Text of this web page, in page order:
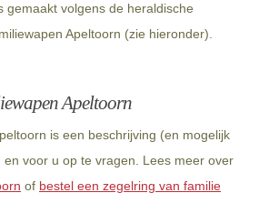
gemaakt volgens de heraldische
Apeltoorn (zie hieronder).
Apeltoorn
is een beschrijving (en mogelijk
voor u op te vragen. Lees meer over
of bestel een zegelring van familie